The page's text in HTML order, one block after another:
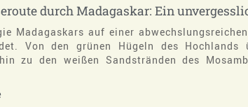
durch Madagaskar: Ein
Madagaskars auf einer
Von den grünen Hügeln des Hochlands
zu den weißen Sandstränden des